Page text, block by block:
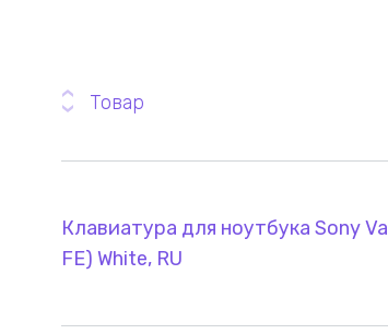
Товар
Клавиатура для ноутбука Sony
FE) White, RU